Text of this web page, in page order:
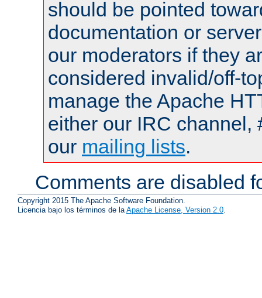
should be pointed
documentation or
our moderators if they
considered invalid/off-
manage the Apache
either our IRC channel,
our mailing lists.
Comments are disabled
Copyright 2015 The Apache Software Foundation.
Licencia bajo los términos de laApache License, Version 2.0.